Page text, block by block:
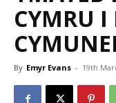
CYMRU
By Emyr Evans - 19th